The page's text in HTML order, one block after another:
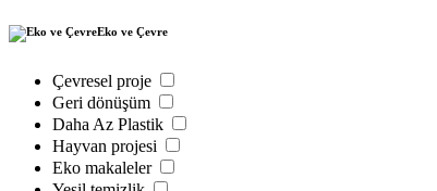
Eko ve Çevre
Çevresel proje
Geri dönüşüm
Daha Az Plastik
Hayvan projesi
Eko makaleler